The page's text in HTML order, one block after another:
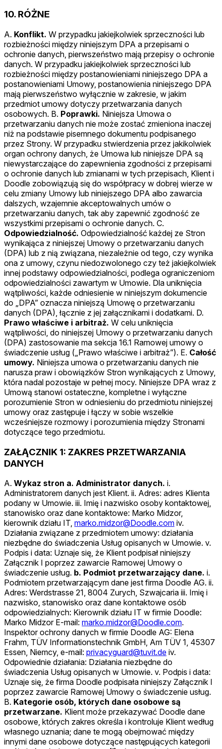
10. RÓŻNE
A. Konflikt. W przypadku jakiejkolwiek sprzeczności lub
rozbieżności między niniejszym DPA a przepisami o
ochronie danych, pierwszeństwo mają przepisy o ochronie
danych. W przypadku jakiejkolwiek sprzeczności lub
rozbieżności między postanowieniami niniejszego DPA a
postanowieniami Umowy, postanowienia niniejszego DPA
mają pierwszeństwo wyłącznie w zakresie, w jakim
przedmiot umowy dotyczy przetwarzania danych
osobowych. B. Poprawki. Niniejsza Umowa o
przetwarzaniu danych nie może zostać zmieniona inaczej
niż na podstawie pisemnego dokumentu podpisanego
przez Strony. W przypadku stwierdzenia przez jakikolwiek
organ ochrony danych, że Umowa lub niniejsze DPA są
niewystarczające do zapewnienia zgodności z przepisami
o ochronie danych lub zmianami w tych przepisach, Klient i
Doodle zobowiązują się do współpracy w dobrej wierze w
celu zmiany Umowy lub niniejszego DPA albo zawarcia
dalszych, wzajemnie akceptowalnych umów o
przetwarzaniu danych, tak aby zapewnić zgodność ze
wszystkimi przepisami o ochronie danych. C.
Odpowiedzialność. Odpowiedzialność każdej ze Stron
wynikająca z niniejszej Umowy o przetwarzaniu danych
(DPA) lub z nią związana, niezależnie od tego, czy wynika
ona z umowy, czynu niedozwolonego czy też jakiejkolwiek
innej podstawy odpowiedzialności, podlega ograniczeniom
odpowiedzialności zawartym w Umowie. Dla uniknięcia
wątpliwości, każde odniesienie w niniejszym dokumencie
do „DPA” oznacza niniejszą Umowę o przetwarzaniu
danych (DPA), łącznie z jej załącznikami i dodatkami. D.
Prawo właściwe i arbitraż. W celu uniknięcia
wątpliwości, do niniejszej Umowy o przetwarzaniu danych
(DPA) zastosowanie ma sekcja 16.1 Ramowej umowy o
świadczenie usług („Prawo właściwe i arbitraż”). E. Całość
umowy. Niniejsza umowa o przetwarzaniu danych nie
narusza praw i obowiązków Stron wynikających z Umowy,
która nadal pozostaje w pełnej mocy. Niniejsze DPA wraz z
Umową stanowi ostateczne, kompletne i wyłączne
porozumienie Stron w odniesieniu do przedmiotu niniejszej
umowy oraz zastępuje i łączy w sobie wszelkie
wcześniejsze rozmowy i porozumienia między Stronami
dotyczące tego przedmiotu.
ZAŁĄCZNIK 1: ZAKRES PRZETWARZANIA
DANYCH
A. Wykaz stron a. Administrator danych. i.
Administratorem danych jest Klient. ii. Adres: adres Klienta
podany w Umowie. iii. Imię i nazwisko osoby kontaktowej,
stanowisko oraz dane kontaktowe: Marko Midzor,
kierownik działu IT, marko.midzor@Doodle.com iv.
Działania związane z przedmiotem umowy: działania
niezbędne do świadczenia Usług opisanych w Umowie. v.
Podpis i data: Uznaje się, że Klient podpisał niniejszy
Załącznik I poprzez zawarcie Ramowej Umowy o
świadczenie usług. b. Podmiot przetwarzający dane. i.
Podmiotem przetwarzającym dane jest firma Doodle AG. ii.
Adres: Werdstrasse 21, 8004 Zurych, Szwajcaria iii. Imię i
nazwisko, stanowisko oraz dane kontaktowe osób
odpowiedzialnych: Kierownik działu IT w firmie Doodle:
Marko Midzor E-mail: marko.midzor@Doodle.com.
Inspektor ochrony danych w firmie Doodle AG: Elena
Frahm, TÜV Informationstechnik GmbH, Am TÜV 1, 45307
Essen, Niemcy, e-mail: privacyguard@tuvit.de iv.
Odpowiednie działania: Działania niezbędne do
świadczenia Usług opisanych w Umowie. v. Podpis i data:
Uznaje się, że firma Doodle podpisała niniejszy Załącznik I
poprzez zawarcie Ramowej Umowy o świadczenie usług.
B. Kategorie osób, których dane osobowe są
przetwarzane. Klient może przekazywać Doodle dane
osobowe, których zakres określa i kontroluje Klient według
własnego uznania; dane te mogą obejmować między
innymi dane osobowe dotyczące następujących kategorii